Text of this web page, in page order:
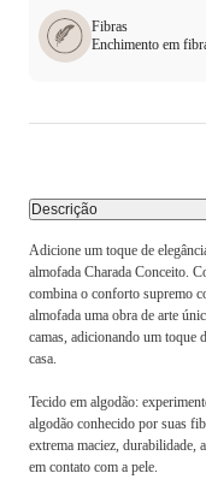
Fibras
Enchimento em
Descrição
Adicione um toque de
almofada Charada Conceito.
combina o conforto supremo
almofada uma obra de arte
camas, adicionando um toque
casa.
Tecido em algodão:
algodão conhecido por suas
extrema maciez, durabilidade,
em contato com a pele.